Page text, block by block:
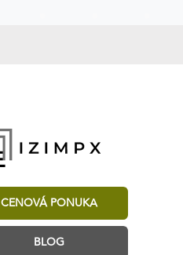
CENOVÁ PONUKA
BLOG